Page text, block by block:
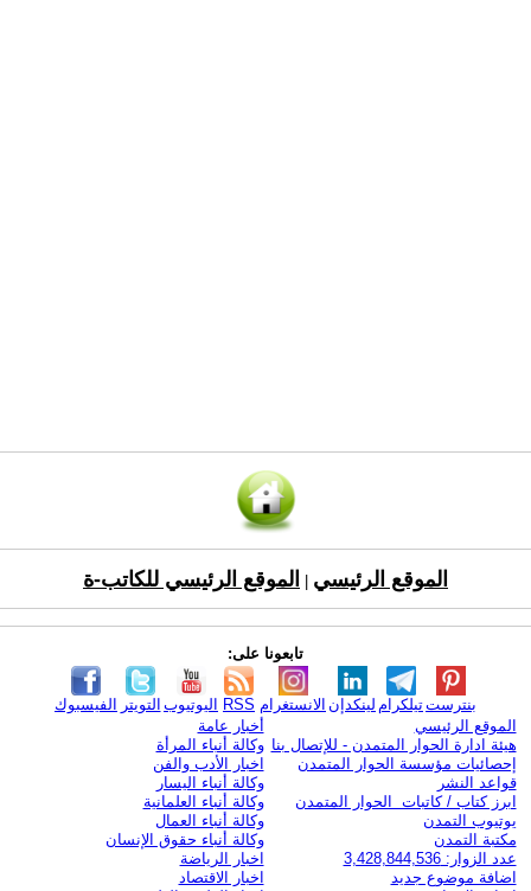
الموقع الرئيسي الموقع الرئيسي للكاتب-ة
تابعونا على:
الفيسبوك التويتر اليوتيوب RSS الانستغرام لينكدإن تيلكرامبنترست
الموقع الرئيسي
هيئة ادارة الحوار المتمدن - للإتصال بنا
إحصائيات مؤسسة الحوار المتمدن
قواعد النشر
ابرز كتاب / كاتبات الحوار المتمدن
يوتيوب التمدن
مكتبة التمدن
عدد الزوار: 3,428,844,536
اضافة موضوع جديد
أخبار عامة
وكالة أنباء المرأة
اخبار الأدب والفن
وكالة أنباء اليسار
وكالة أنباء العلمانية
وكالة أنباء العمال
وكالة أنباء حقوق الإنسان
اخبار الرياضة
اخبار الاقتصاد